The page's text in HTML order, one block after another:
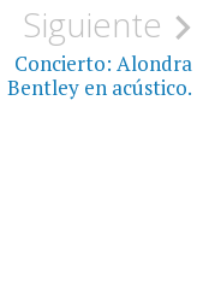
Siguiente
Concierto: Alondra
Bentley en acústico.